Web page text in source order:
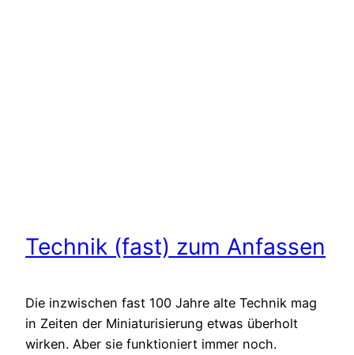
Technik (fast) zum Anfassen
Die inzwischen fast 100 Jahre alte Technik mag
in Zeiten der Miniaturisierung etwas überholt
wirken. Aber sie funktioniert immer noch.